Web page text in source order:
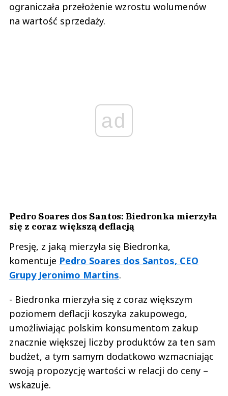
ograniczała przełożenie wzrostu wolumenów
na wartość sprzedaży.
ad
Pedro Soares dos Santos: Biedronka mierzyła
się z coraz większą deflacją
Presję, z jaką mierzyła się Biedronka,
komentuje Pedro Soares dos Santos, CEO
Grupy Jeronimo Martins.
- Biedronka mierzyła się z coraz większym
poziomem deflacji koszyka zakupowego,
umożliwiając polskim konsumentom zakup
znacznie większej liczby produktów za ten sam
budżet, a tym samym dodatkowo wzmacniając
swoją propozycję wartości w relacji do ceny –
wskazuje.